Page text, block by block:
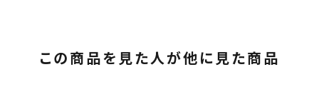
この商品を見た人が他に見た商品